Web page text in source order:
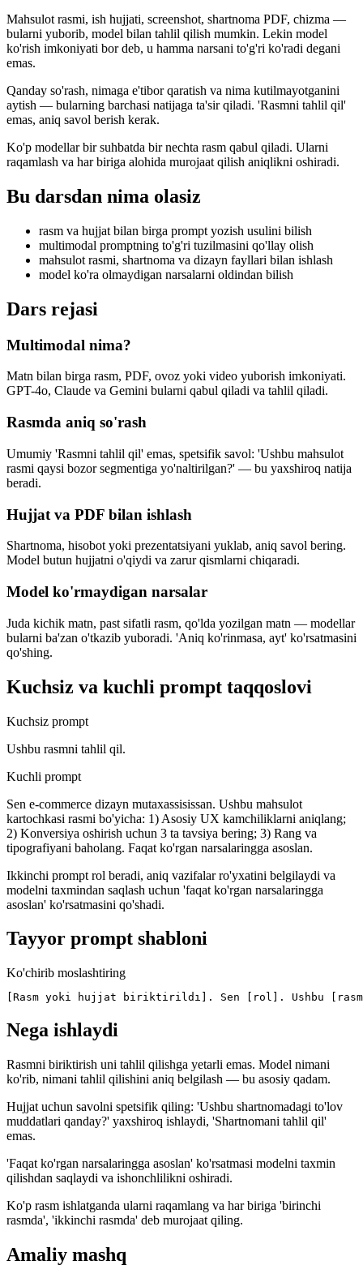
Mahsulot rasmi, ish hujjati, screenshot, shartnoma PDF, chizma —
bularni yuborib, model bilan tahlil qilish mumkin. Lekin model
ko'rish imkoniyati bor deb, u hamma narsani to'g'ri ko'radi degani
emas.
Qanday so'rash, nimaga e'tibor qaratish va nima kutilmayotganini
aytish — bularning barchasi natijaga ta'sir qiladi. 'Rasmni tahlil qil'
emas, aniq savol berish kerak.
Ko'p modellar bir suhbatda bir nechta rasm qabul qiladi. Ularni
raqamlash va har biriga alohida murojaat qilish aniqlikni oshiradi.
Bu darsdan nima olasiz
rasm va hujjat bilan birga prompt yozish usulini bilish
multimodal promptning to'g'ri tuzilmasini qo'llay olish
mahsulot rasmi, shartnoma va dizayn fayllari bilan ishlash
model ko'ra olmaydigan narsalarni oldindan bilish
Dars rejasi
Multimodal nima?
Matn bilan birga rasm, PDF, ovoz yoki video yuborish imkoniyati.
GPT-4o, Claude va Gemini bularni qabul qiladi va tahlil qiladi.
Rasmda aniq so'rash
Umumiy 'Rasmni tahlil qil' emas, spetsifik savol: 'Ushbu mahsulot
rasmi qaysi bozor segmentiga yo'naltirilgan?' — bu yaxshiroq natija
beradi.
Hujjat va PDF bilan ishlash
Shartnoma, hisobot yoki prezentatsiyani yuklab, aniq savol bering.
Model butun hujjatni o'qiydi va zarur qismlarni chiqaradi.
Model ko'rmaydigan narsalar
Juda kichik matn, past sifatli rasm, qo'lda yozilgan matn — modellar
bularni ba'zan o'tkazib yuboradi. 'Aniq ko'rinmasa, ayt' ko'rsatmasini
qo'shing.
Kuchsiz va kuchli prompt taqqoslovi
Kuchsiz prompt
Ushbu rasmni tahlil qil.
Kuchli prompt
Sen e-commerce dizayn mutaxassisissan. Ushbu mahsulot
kartochkasi rasmi bo'yicha: 1) Asosiy UX kamchiliklarni aniqlang;
2) Konversiya oshirish uchun 3 ta tavsiya bering; 3) Rang va
tipografiyani baholang. Faqat ko'rgan narsalaringga asoslan.
Ikkinchi prompt rol beradi, aniq vazifalar ro'yxatini belgilaydi va
modelni taxmindan saqlash uchun 'faqat ko'rgan narsalaringga
asoslan' ko'rsatmasini qo'shadi.
Tayyor prompt shabloni
Ko'chirib moslashtiring
[Rasm yoki hujjat biriktirildı]. Sen [rol]. Ushbu
Nega ishlaydi
Rasmni biriktirish uni tahlil qilishga yetarli emas. Model nimani
ko'rib, nimani tahlil qilishini aniq belgilash — bu asosiy qadam.
Hujjat uchun savolni spetsifik qiling: 'Ushbu shartnomadagi to'lov
muddatlari qanday?' yaxshiroq ishlaydi, 'Shartnomani tahlil qil'
emas.
'Faqat ko'rgan narsalaringga asoslan' ko'rsatmasi modelni taxmin
qilishdan saqlaydi va ishonchlilikni oshiradi.
Ko'p rasm ishlatganda ularni raqamlang va har biriga 'birinchi
rasmda', 'ikkinchi rasmda' deb murojaat qiling.
Amaliy mashq